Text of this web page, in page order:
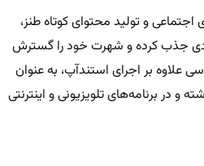
و تولید محتوای کوتاه طنز،
جذب کرده و شهرت خود را گسترش
علاوه بر اجرای استندآپ، به عنوان
و در برنامه‌های تلویزیونی و اینترنتی